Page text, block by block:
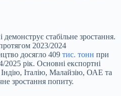
стабільне зростання.
2023/2024
досягло 409 тис. тонн при
2025 рік. Основні експортні
Італію, Малайзію, ОАЕ та
зростання попиту.